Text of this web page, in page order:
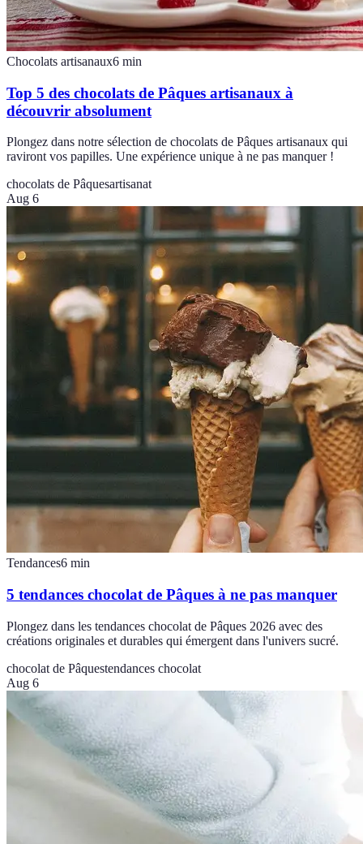
Chocolats artisanaux6 min
Top 5 des chocolats de Pâques artisanaux à
découvrir absolument
Plongez dans notre sélection de chocolats de Pâques artisanaux qui
raviront vos papilles. Une expérience unique à ne pas manquer !
chocolats de Pâquesartisanat
Aug 6
Tendances6 min
5 tendances chocolat de Pâques à ne pas manquer
Plongez dans les tendances chocolat de Pâques 2026 avec des
créations originales et durables qui émergent dans l'univers sucré.
chocolat de Pâquestendances chocolat
Aug 6